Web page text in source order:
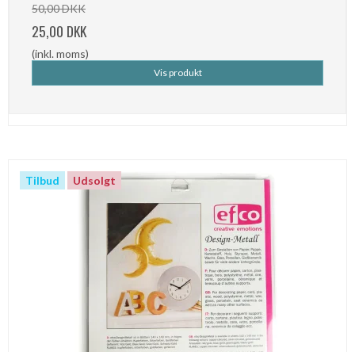
50,00 DKK
25,00 DKK
(inkl. moms)
Vis produkt
Tilbud Udsolgt